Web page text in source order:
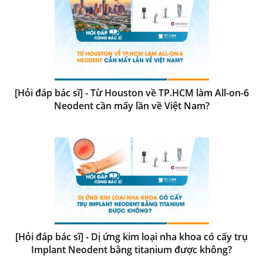
[Hỏi đáp bác sĩ] - Từ Houston về TP.HCM làm All-on-6
Neodent cần mấy lần về Việt Nam?
[Hỏi đáp bác sĩ] - Dị ứng kim loại nha khoa có cấy trụ
Implant Neodent bằng titanium được không?